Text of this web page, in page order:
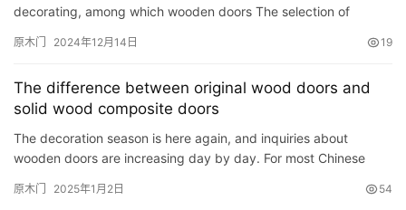
decorating, among which wooden doors The selection of
wooden doors t…
原木门 2024年12月14日 19
The difference between original wood doors and
solid wood composite doors
The decoration season is here again, and inquiries about
wooden doors are increasing day by day. For most Chinese
wha…
原木门 2025年1月2日 54